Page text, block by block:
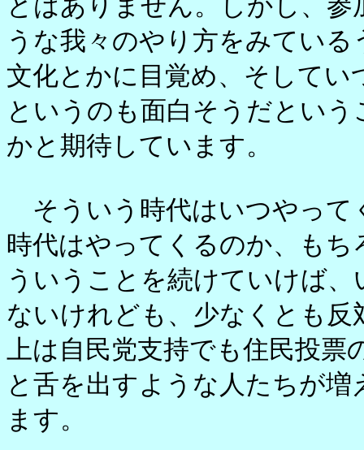
とはありません。しかし、
うな我々のやり方をみてい
文化とかに目覚め、そして
というのも面白そうだとい
かと期待しています。
そういう時代はいつやって
時代はやってくるのか、も
ういうことを続けていけば
ないけれども、少なくとも
上は自民党支持でも住民投票
と舌を出すような人たちが
ます。